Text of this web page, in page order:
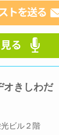
オきしわだ
ビル２階